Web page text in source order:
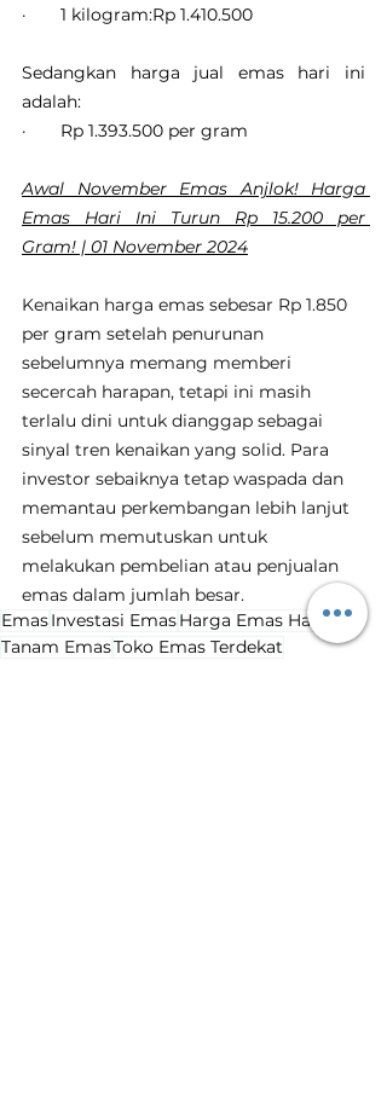
·       1 kilogram:Rp 1.410.500
Sedangkan harga jual emas hari ini
adalah:
·       Rp 1.393.500 per gram
Awal November Emas Anjlok! Harga
Emas Hari Ini Turun Rp 15.200 per
Gram! | 01 November 2024
Kenaikan harga emas sebesar Rp 1.850
per gram setelah penurunan
sebelumnya memang memberi
secercah harapan, tetapi ini masih
terlalu dini untuk dianggap sebagai
sinyal tren kenaikan yang solid. Para
investor sebaiknya tetap waspada dan
memantau perkembangan lebih lanjut
sebelum memutuskan untuk
melakukan pembelian atau penjualan
emas dalam jumlah besar.
EmasInvestasi EmasHarga Emas Hari Ini
Tanam EmasToko Emas Terdekat